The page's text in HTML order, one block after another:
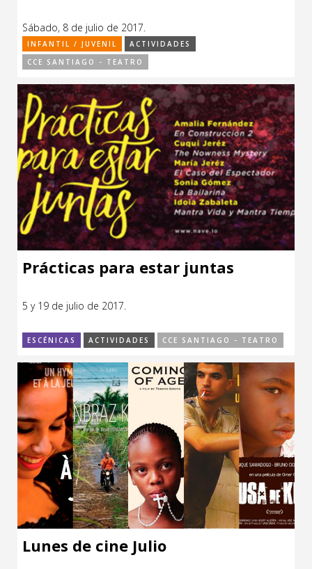
Sábado, 8 de julio de 2017.
INFANTIL / JUVENIL
ACTIVIDADES
CCE SANTIAGO - TEATRO
Prácticas para estar juntas
5 y 19 de julio de 2017.
ESCÉNICAS ACTIVIDADES CCE SANTIAGO - TEATRO
Lunes de cine Julio